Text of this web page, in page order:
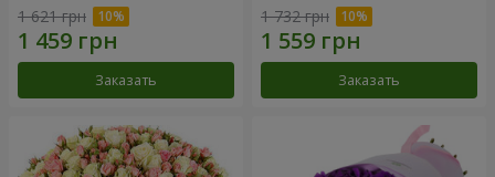
1 621 грн
Заказать
1 732 грн
Заказать